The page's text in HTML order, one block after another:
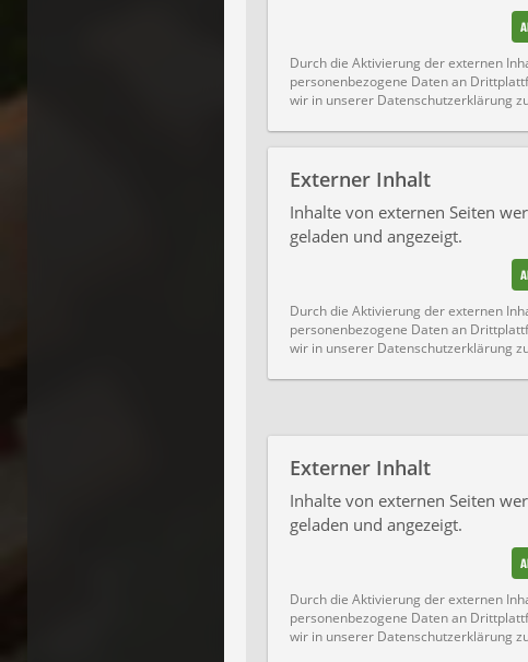
Durch die Aktivierung der externen
personenbezogene Daten an
wir in unserer Datenschutzerklärung
Externer Inhalt
Inhalte von externen Seiten
geladen und angezeigt.
Durch die Aktivierung der externen
personenbezogene Daten an
wir in unserer Datenschutzerklärung
Externer Inhalt
Inhalte von externen Seiten
geladen und angezeigt.
Durch die Aktivierung der externen
personenbezogene Daten an
wir in unserer Datenschutzerklärung